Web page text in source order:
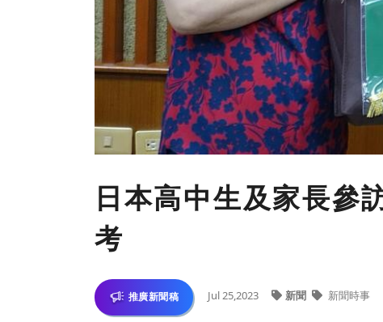
日本高中生及家長
考
推廣新聞稿 Jul 25,2023 新聞 新聞時事